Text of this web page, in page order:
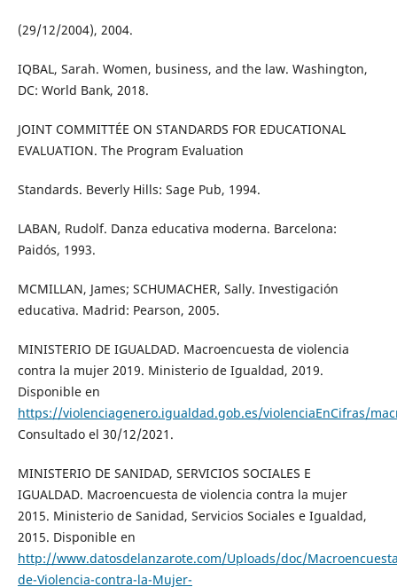
(29/12/2004), 2004.
IQBAL, Sarah. Women, business, and the law. Washington,
DC: World Bank, 2018.
JOINT COMMITTÉE ON STANDARDS FOR EDUCATIONAL
EVALUATION. The Program Evaluation
Standards. Beverly Hills: Sage Pub, 1994.
LABAN, Rudolf. Danza educativa moderna. Barcelona:
Paidós, 1993.
MCMILLAN, James; SCHUMACHER, Sally. Investigación
educativa. Madrid: Pearson, 2005.
MINISTERIO DE IGUALDAD. Macroencuesta de violencia
contra la mujer 2019. Ministerio de Igualdad, 2019.
Disponible en
https://violenciagenero.igualdad.gob.es/violenciaEnCifras/
Consultado el 30/12/2021.
MINISTERIO DE SANIDAD, SERVICIOS SOCIALES E
IGUALDAD. Macroencuesta de violencia contra la mujer
2015. Ministerio de Sanidad, Servicios Sociales e Igualdad,
2015. Disponible en
http://www.datosdelanzarote.com/Uploads/doc/
de-Violencia-contra-la-Mujer-